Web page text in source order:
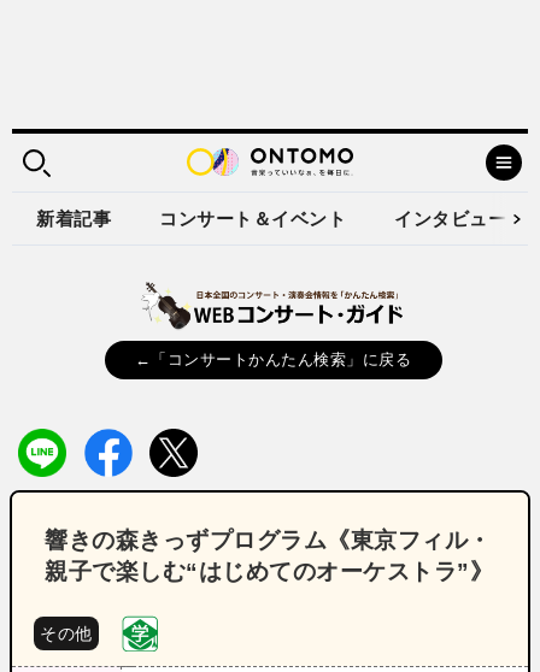
新着記事 コンサート＆イベント インタビュー
←「コンサートかんたん検索」に戻る
響きの森きっずプログラム《東京フィル・
親子で楽しむ“はじめてのオーケストラ”》
その他